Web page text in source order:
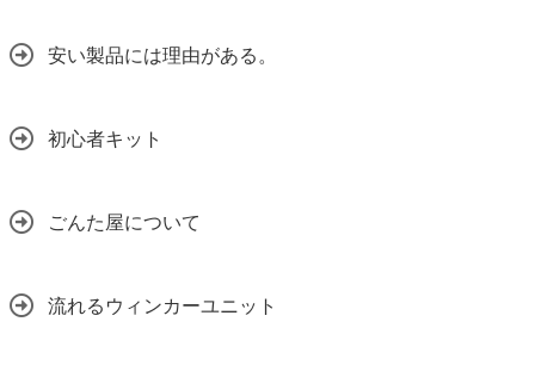
安い製品には理由がある。
初心者キット
ごんた屋について
流れるウィンカーユニット